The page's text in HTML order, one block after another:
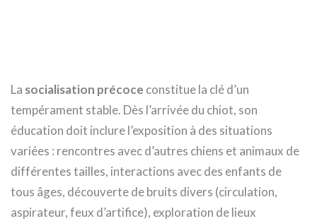
La socialisation précoce constitue la clé d’un
tempérament stable. Dès l’arrivée du chiot, son
éducation doit inclure l’exposition à des situations
variées : rencontres avec d’autres chiens et animaux de
différentes tailles, interactions avec des enfants de
tous âges, découverte de bruits divers (circulation,
aspirateur, feux d’artifice), exploration de lieux